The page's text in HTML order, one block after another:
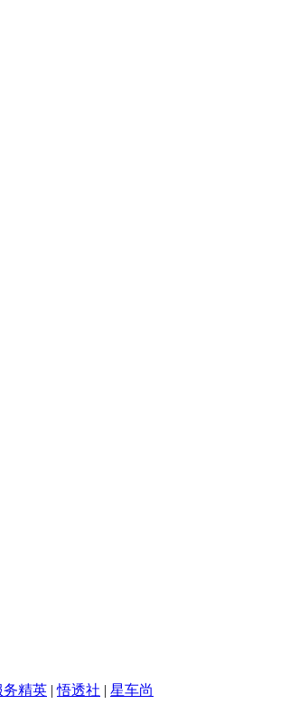
务精英 |悟透社 | 星车尚